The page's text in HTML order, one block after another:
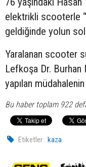
elektrikli scooterle
geldiğinde yolun
Yaralanan scooter
Lefkoşa Dr.
yapılan müdahalenin
Bu haber toplam 922
Etiketler : kaza